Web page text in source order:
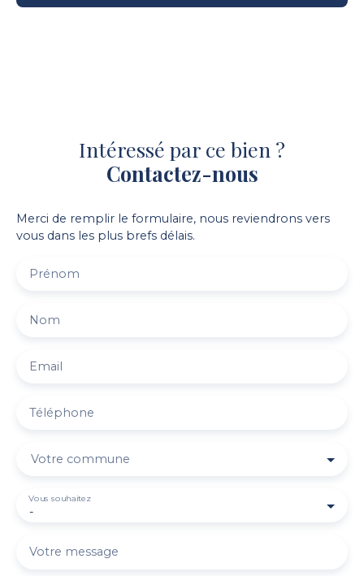
Intéressé par ce bien ?
Contactez-nous
Merci de remplir le formulaire, nous reviendrons vers
vous dans les plus brefs délais.
Prénom
Nom
Email
Téléphone
Votre commune
-
Vous souhaitez
Votre message